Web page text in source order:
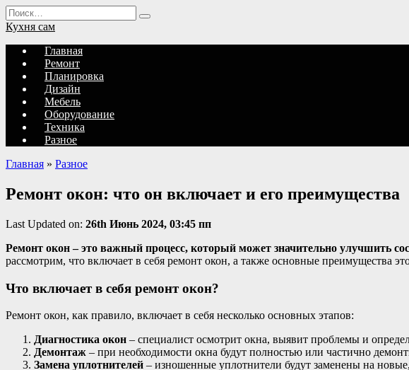
Перейти
к
содержанию
Search
for:
Кухня сам
Главная
Ремонт
Планировка
Дизайн
Мебель
Оборудование
Техника
Разное
Главная » Разное
Ремонт окон: что он включает и его преимущества
Last Updated on: 26th Июнь 2024, 03:45 пп
Ремонт окон – это важный процесс, который может значительно улучшить
рассмотрим, что включает в себя ремонт окон, а также основные преимущества
Что включает в себя ремонт окон?
Ремонт окон, как правило, включает в себя несколько основных этапов:
Диагностика окон – специалист осмотрит окна, выявит проблемы и
Демонтаж – при необходимости окна будут полностью или частично
Замена уплотнителей – изношенные уплотнители будут заменены на